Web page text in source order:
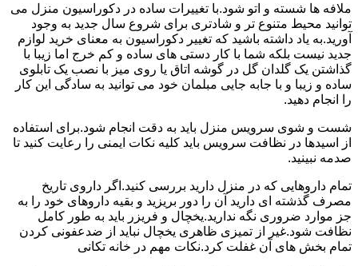
ملافه ها شسته و اتو شود.با تغییرات ساده در دکوراسیون منزل می
توانید محیط متنوع تر و شادتری برای شروع سال جدید به وجود
آورید.به یاد داشته باشید که تغییر دکوراسیون به معنای خرید لوازم
جدید نیست بلکه شما با کار دستی های ساده و کم خرج اما زیبا با
گذاشتن یک گلدان گل در گوشه اتاق یا روی میز با نصب یک تابلوی
ساده و زیبا و با جابه جایی مبلمان خود می توانید به سادگی این کار
را انجام دهید.
شست و شوی سرویس منزل باید به دقت انجام شود.برای استفاده
از اسیدها در نظافت سرویس باید کلیه نکات ایمنی را رعایت کنید تا
صدمه نبینید.
تمام داروهایی که در منزل دارید بررسی کنید.اگر داروی تاریخ
مصرف گذشته ای دارید آن را دور بریزید و بقیه داروهای خود را به
جز موارد ضروری نگه ندارید.یخچال و فریزر باید به طور کامل
نظافت شود.غیر از تمیزی ظاهری یخچال نباید از ضدعفونی کردن
تمام بخش های آن غفلت کرد.نکات مهم در خانه تکانی